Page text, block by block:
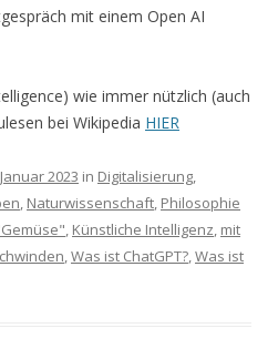
mit einem Open AI
wie immer nützlich (auch
bei Wikipedia HIER
2023 in Digitalisierung,
, Naturwissenschaft, Philosophie
, Künstliche Intelligenz, mit
,Was ist ChatGPT?,Was ist